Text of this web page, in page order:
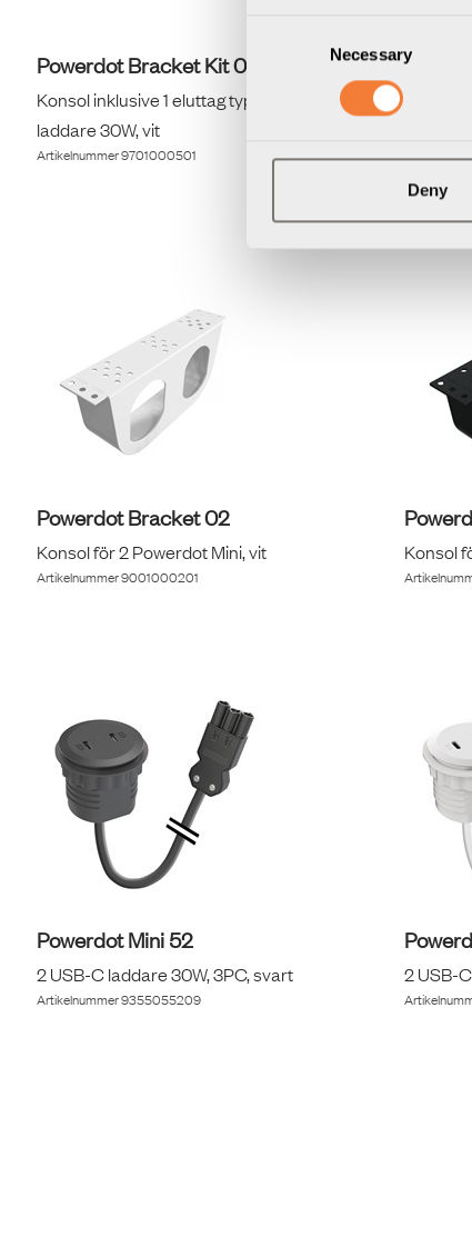
Necessary
Deny
Powerdot Bracket Kit 05
Konsol inklusive 1 eluttag typ F, 2 USB-C
laddare 30W, vit
Artikelnummer9701000501
Konsol
Powerdot Bracket 02
Konsol för 2 Powerdot Mini, vit
Artikelnummer9001000201
Konsol
Powerdot Mini 52
2 USB-C laddare 30W, 3PC, svart
Artikelnummer9355055209
2 USB-